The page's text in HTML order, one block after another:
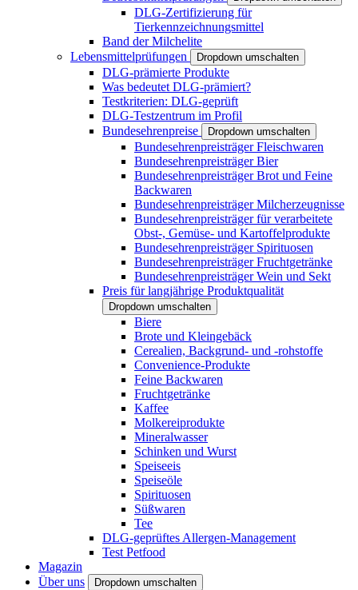
DLG-Zertifizierung für
Tierkennzeichnungsmittel
Band der Milchelite
Lebensmittelprüfungen
Dropdown umschalten
DLG-prämierte Produkte
Was bedeutet DLG-prämiert?
Testkriterien: DLG-geprüft
DLG-Testzentrum im Profil
Bundesehrenpreise
Dropdown umschalten
Bundesehrenpreisträger Fleischwaren
Bundesehrenpreisträger Bier
Bundesehrenpreisträger Brot und Feine
Backwaren
Bundesehrenpreisträger Milcherzeugnisse
Bundesehrenpreisträger für verarbeitete
Obst-, Gemüse- und Kartoffelprodukte
Bundesehrenpreisträger Spirituosen
Bundesehrenpreisträger Fruchtgetränke
Bundesehrenpreisträger Wein und Sekt
Preis für langjährige Produktqualität
Dropdown umschalten
Biere
Brote und Kleingebäck
Cerealien, Backgrund- und -rohstoffe
Convenience-Produkte
Feine Backwaren
Fruchtgetränke
Kaffee
Molkereiprodukte
Mineralwasser
Schinken und Wurst
Speiseeis
Speiseöle
Spirituosen
Süßwaren
Tee
DLG-geprüftes Allergen-Management
Test Petfood
Magazin
Über uns
Dropdown umschalten